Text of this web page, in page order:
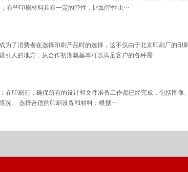
些印刷材料具有一定的弹性，比如弹性比···
了消费者在选择印刷产品时的选择，这不仅由于北京印刷厂的印
人的地方，从合作初期就基本可以满足客户的各种需···
在印刷前，确保所有的设计和文件准备工作都已经完成，包括图像
。 选择合适的印刷设备和材料：根据···